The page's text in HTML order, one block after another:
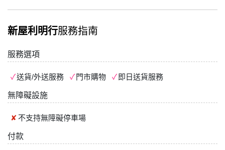
新屋利明行服務指南
服務選項
送貨/外送服務 門市購物 即日送貨服務
無障礙設施
不支持無障礙停車場
付款